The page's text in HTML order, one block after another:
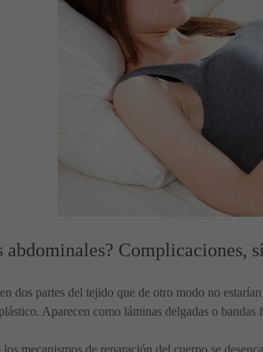
abdominales?
dos partes del tejido que de otro modo no
Aparecen como láminas delgadas o bandas